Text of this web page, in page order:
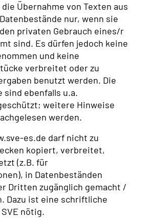
Übernahme von Texten aus
nur, wenn sie
privaten Gebrauch eines/r
sind. Es dürfen jedoch keine
und keine
verbreitet oder zu
benutzt werden. Die
sind ebenfalls u.a.
weitere Hinweise
werden.
es.de darf nicht zu
kopiert, verbreitet,
(z.B. für
in Datenbeständen
Dritten zugänglich gemacht /
Dazu ist eine schriftliche
nötig.